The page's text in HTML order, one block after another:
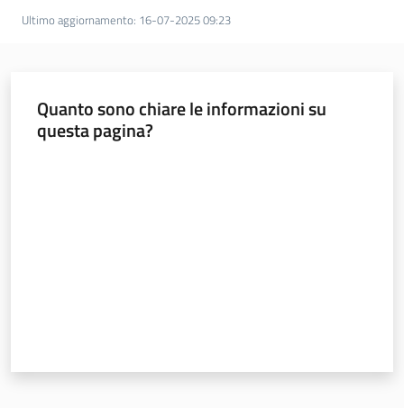
Bandi
Progetti
Ultimo aggiornamento: 16-07-2025 09:23
Quanto sono chiare le informazioni su
questa pagina?